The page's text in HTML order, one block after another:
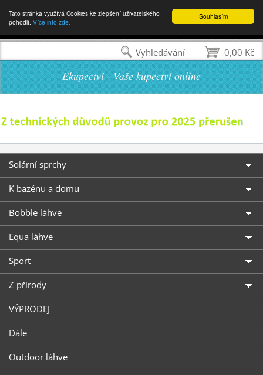
Souhlasím
Tato stránka využívá Cookies ke zlepšení uživatelského
pohodlí. Více info zde.
Ekupectví - Vaše kupectví online
Solární sprchy
K bazénu a domu
Bobble láhve
Equa láhve
Sport
Z přírody
VÝPRODEJ
Dále
Outdoor láhve
0,00 Kč
Vyhledávání